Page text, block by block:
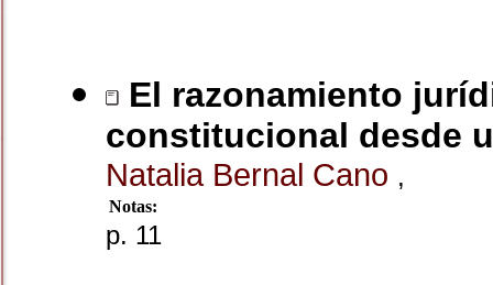
El razonamiento
constitucional desde
Natalia Bernal Cano ,
Notas:
p. 11